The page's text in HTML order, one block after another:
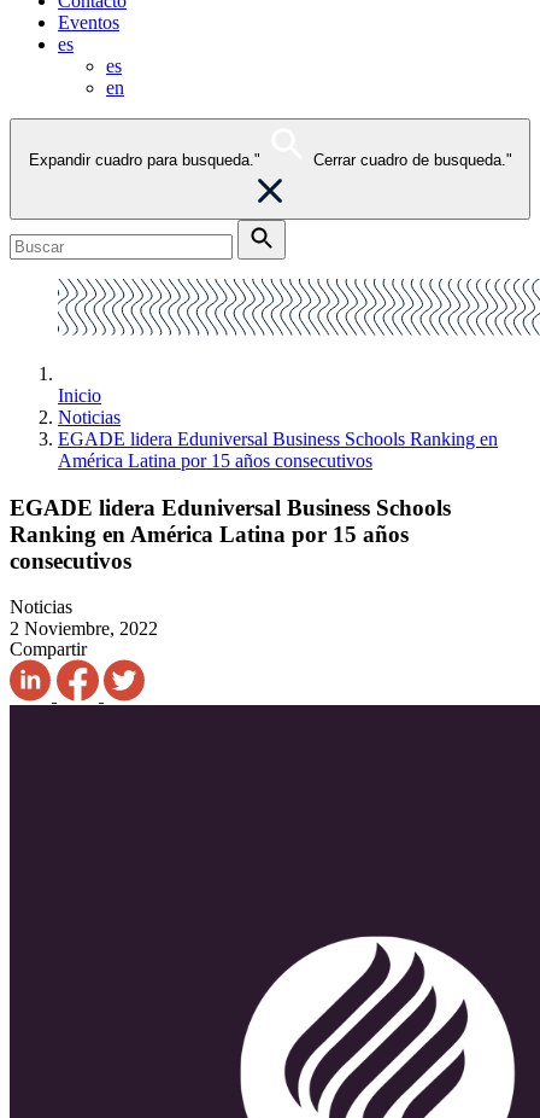
Eventos
es
es
en
Expandir cuadro para busqueda." Cerrar cuadro de busqueda."
Inicio
Noticias
EGADE lidera Eduniversal Business Schools Ranking en
América Latina por 15 años consecutivos
EGADE lidera Eduniversal Business Schools
Ranking en América Latina por 15 años
consecutivos
Noticias
2 Noviembre, 2022
Compartir